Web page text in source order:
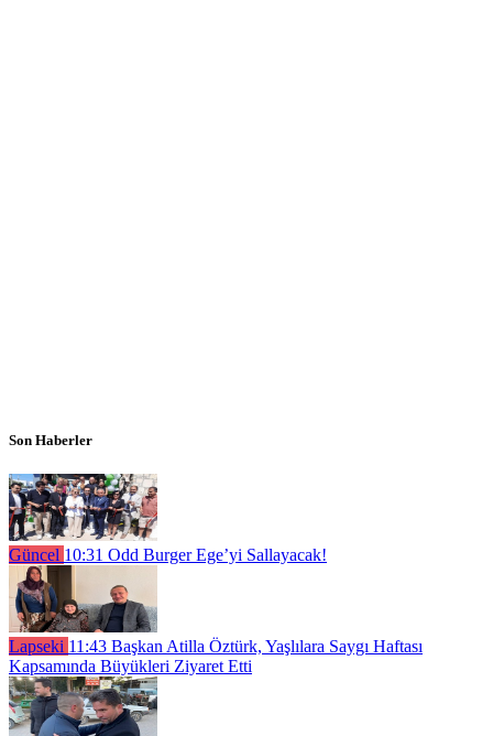
Son Haberler
Güncel 10:31 Odd Burger Ege’yi Sallayacak!
Lapseki 11:43 Başkan Atilla Öztürk, Yaşlılara Saygı Haftası
Kapsamında Büyükleri Ziyaret Etti